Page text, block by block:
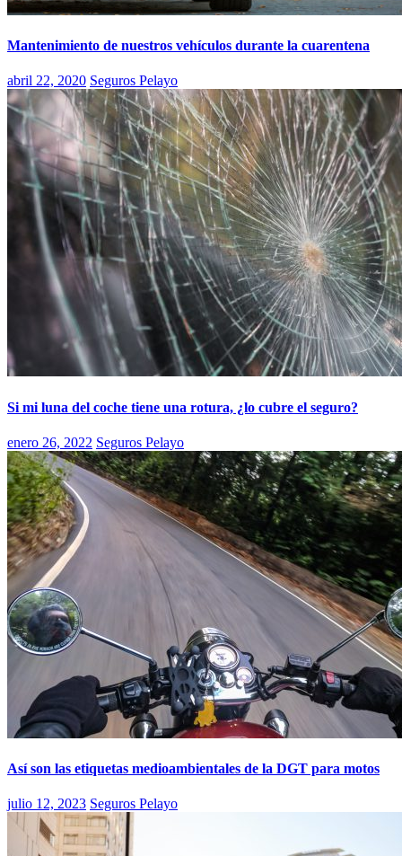
Mantenimiento de nuestros vehículos durante la cuarentena
abril 22, 2020 Seguros Pelayo
Si mi luna del coche tiene una rotura, ¿lo cubre el seguro?
enero 26, 2022 Seguros Pelayo
Así son las etiquetas medioambientales de la DGT para motos
julio 12, 2023 Seguros Pelayo